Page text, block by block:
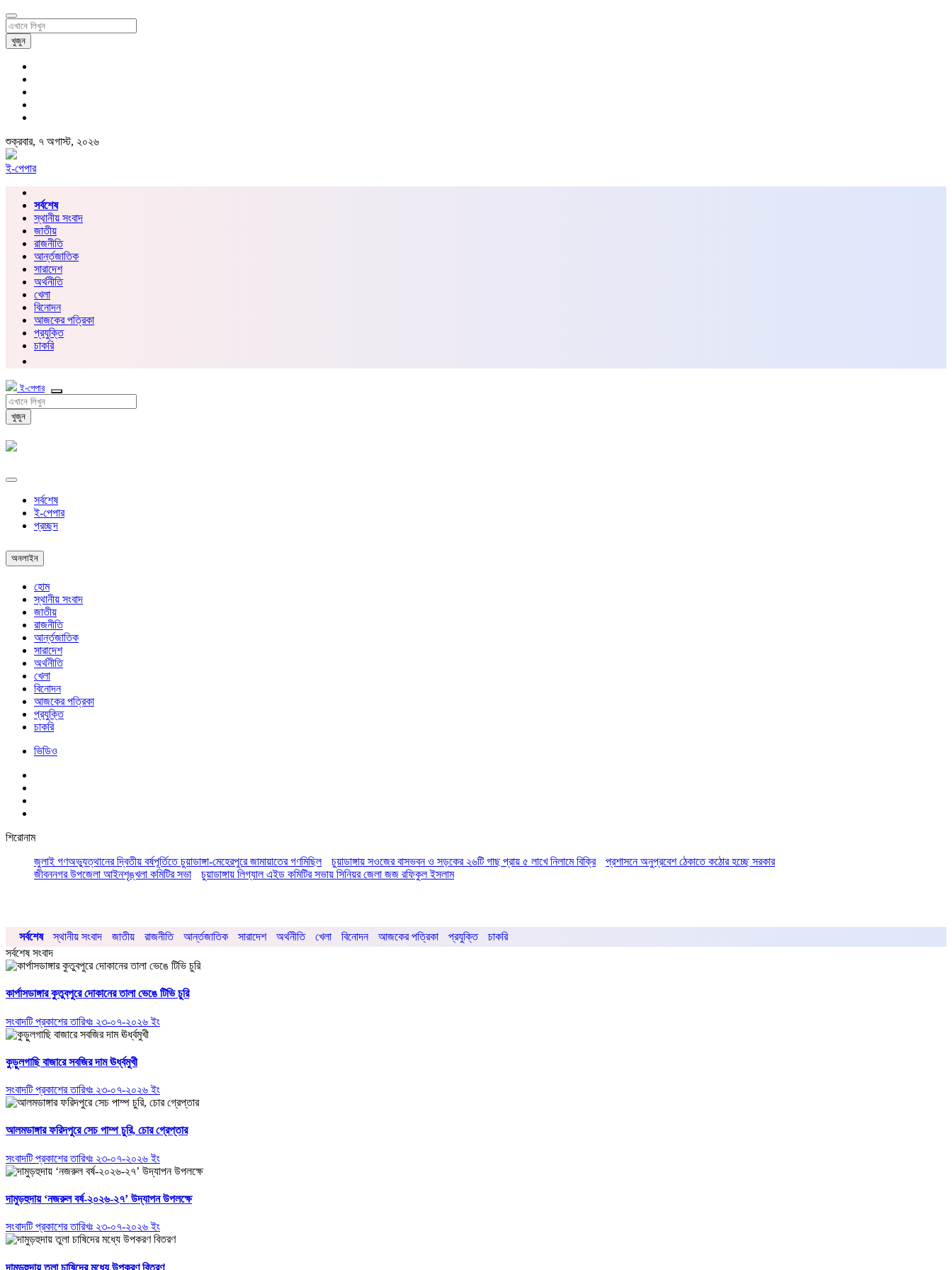
খুজুন
শুক্রবার, ৭ অগাস্ট, ২০২৬
ই-পেপার
সর্বশেষ
স্থানীয় সংবাদ
জাতীয়
রাজনীতি
আর্ন্তজাতিক
সারাদেশ
অর্থনীতি
খেলা
বিনোদন
আজকের পত্রিকা
প্রযুক্তি
চাকরি
ই-পেপার
খুজুন
সর্বশেষ
ই-পেপার
প্রচ্ছদ
অনলাইন
হোম
স্থানীয় সংবাদ
জাতীয়
রাজনীতি
আর্ন্তজাতিক
সারাদেশ
অর্থনীতি
খেলা
বিনোদন
আজকের পত্রিকা
প্রযুক্তি
চাকরি
ভিডিও
শিরোনাম
জুলাই গণঅভ্যুত্থানের দ্বিতীয় বর্ষপূর্তিতে চুয়াডাঙ্গা-মেহেরপুরে জামায়াতের গণমিছিল
চুয়াডাঙ্গায় সওজের বাসভবন ও সড়কের ২৬টি গাছ প্রায় ৫ লাখে নিলামে বিক্রি
প্রশাসনে অনুপ্রবেশ ঠেকাতে কঠোর হচ্ছে সরকার
জীবননগর উপজেলা আইনশৃঙ্খলা কমিটির সভা
চুয়াডাঙ্গায় লিগ্যাল এইড কমিটির সভায় সিনিয়র জেলা জজ রফিকুল ইসলাম
সর্বশেষ স্থানীয় সংবাদ জাতীয় রাজনীতি আর্ন্তজাতিক সারাদেশ অর্থনীতি খেলা বিনোদন আজকের পত্রিকা প্রযুক্তি
চাকরি
সর্বশেষ সংবাদ
কার্পাসডাঙ্গার কুতুবপুরে দোকানের তালা ভেঙে টিভি চুরি
সংবাদটি প্রকাশের তারিখঃ ২৩-০৭-২০২৬ ইং
কুড়ুলগাছি বাজারে সবজির দাম ঊর্ধ্বমুখী
সংবাদটি প্রকাশের তারিখঃ ২৩-০৭-২০২৬ ইং
আলমডাঙ্গার ফরিদপুরে সেচ পাম্প চুরি, চোর গ্রেপ্তার
সংবাদটি প্রকাশের তারিখঃ ২৩-০৭-২০২৬ ইং
দামুড়হুদায় ‘নজরুল বর্ষ-২০২৬-২৭’ উদ্যাপন উপলক্ষে
সংবাদটি প্রকাশের তারিখঃ ২৩-০৭-২০২৬ ইং
দামুড়হুদায় তুলা চাষিদের মধ্যে উপকরণ বিতরণ